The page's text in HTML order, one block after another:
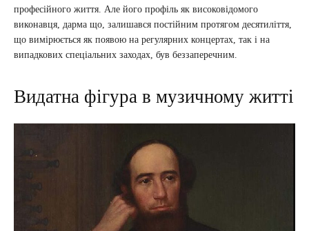
професійного життя. Але його профіль як високовідомого
виконавця, дарма що, залишався постійним протягом десятиліття,
що вимірюється як появою на регулярних концертах, так і на
випадкових спеціальних заходах, був беззаперечним.
Видатна фігура в музичному житті